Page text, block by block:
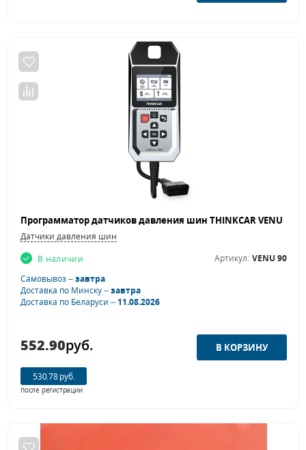
Датчики давления шин
В наличии
Артикул: VENU 90
Самовывоз –завтра
Доставка по Минску –завтра
Доставка по Беларуси –11.08.2026
552.90руб.
530.78 руб.
после регистрации